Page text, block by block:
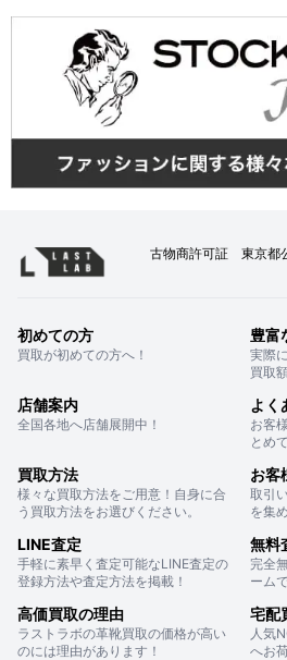
古物商許可証 東京都
初めての方
買取が初めての方へ！
豊富
実際
買取
店舗案内
全国各地へ店舗展開中！
よく
お客
とめ
買取方法
様々な買取方法をご用意！自身に合
う買取方法をお選びください。
お客
取引
を集
LINE査定
手軽に素早く査定可能なLINE査定の
登録方法や査定方法を掲載！
無料
完全
ーム
高価買取の理由
ラストラボの革靴買取の価格が高い
のには理由があります！
宅配
人気
へお